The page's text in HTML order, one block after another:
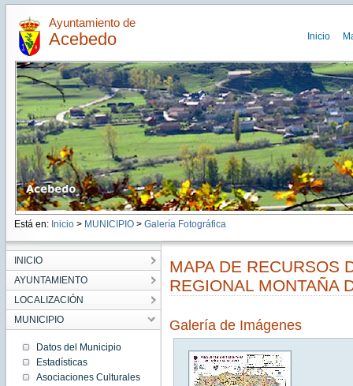
Ayuntamiento de
Acebedo Inicio
Está en: Inicio > MUNICIPIO> Galería Fotográfica
INICIO
AYUNTAMIENTO
LOCALIZACIÓN
MUNICIPIO
Datos del Municipio
Estadísticas
Asociaciones Culturales
MAPA DE RECURSOS
REGIONAL MONTAÑA
Galería de Imágenes